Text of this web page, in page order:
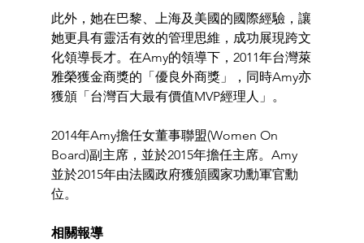
此外，她在巴黎、上海及美國的國際經驗，讓
她更具有靈活有效的管理思維，成功展現跨文
化領導長才。在Amy的領導下，2011年台灣萊
雅榮獲金商獎的「優良外商獎」，同時Amy亦
獲頒「台灣百大最有價值MVP經理人」。
2014年Amy擔任女董事聯盟(Women On
Board)副主席，並於2015年擔任主席。Amy
並於2015年由法國政府獲頒國家功勳軍官勳
位。
相關報導